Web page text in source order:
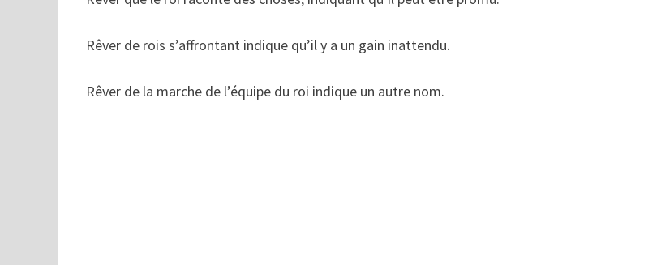
Rêver de rois s’affrontant indique qu’il y a un gain inattendu.
Rêver de la marche de l’équipe du roi indique un autre nom.